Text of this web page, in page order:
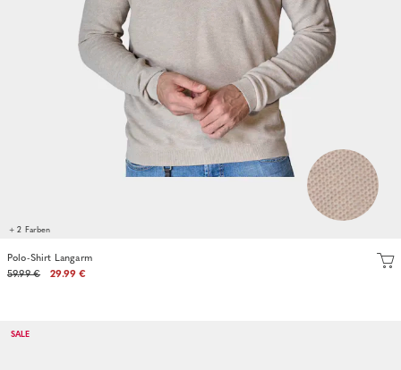
+ 2 Farben
Polo-Shirt Langarm
59.99 €
29.99 €
SALE